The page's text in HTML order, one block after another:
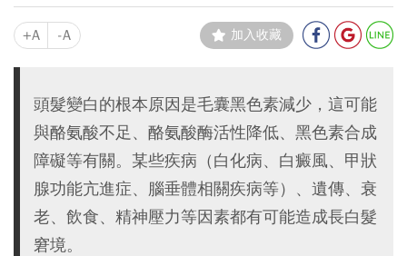
+A -A 加入收藏
頭髮變白的根本原因是毛囊黑色素減少，這可能
與酪氨酸不足、酪氨酸酶活性降低、黑色素合成
障礙等有關。某些疾病（白化病、白癜風、甲狀
腺功能亢進症、腦垂體相關疾病等）、遺傳、衰
老、飲食、精神壓力等因素都有可能造成長白髮
窘境。